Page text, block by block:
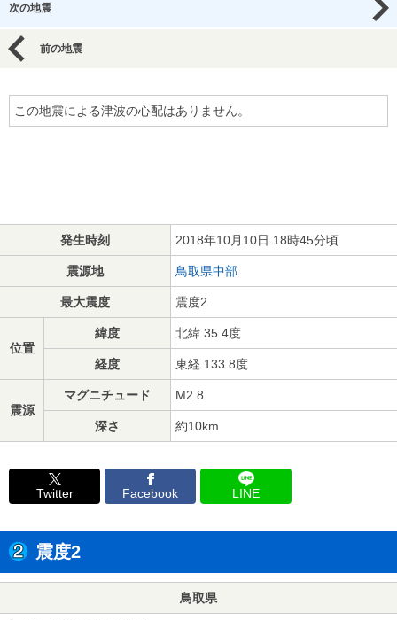
次の地震
前の地震
この地震による津波の心配はありません。
発生時刻 2018年10月10日 18時45分頃
震源地 鳥取県中部
最大震度 震度2
位置
緯度 北緯 35.4度
経度 東経 133.8度
震源
マグニチュード M2.8
深さ 約10km
Twitter Facebook LINE
震度2
鳥取県